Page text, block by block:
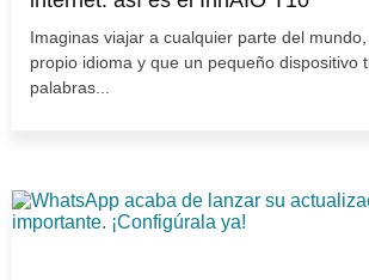
Imaginas viajar a cualquier parte del
propio idioma y que un pequeño dispositivo
palabras...